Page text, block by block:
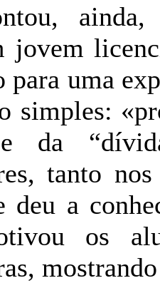
jovem
para uma
simples:
da
tanto
deu a
os